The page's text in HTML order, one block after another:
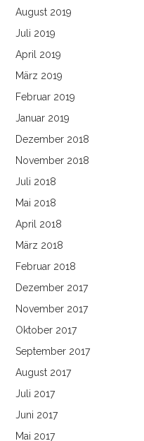
August 2019
Juli 2019
April 2019
März 2019
Februar 2019
Januar 2019
Dezember 2018
November 2018
Juli 2018
Mai 2018
April 2018
März 2018
Februar 2018
Dezember 2017
November 2017
Oktober 2017
September 2017
August 2017
Juli 2017
Juni 2017
Mai 2017